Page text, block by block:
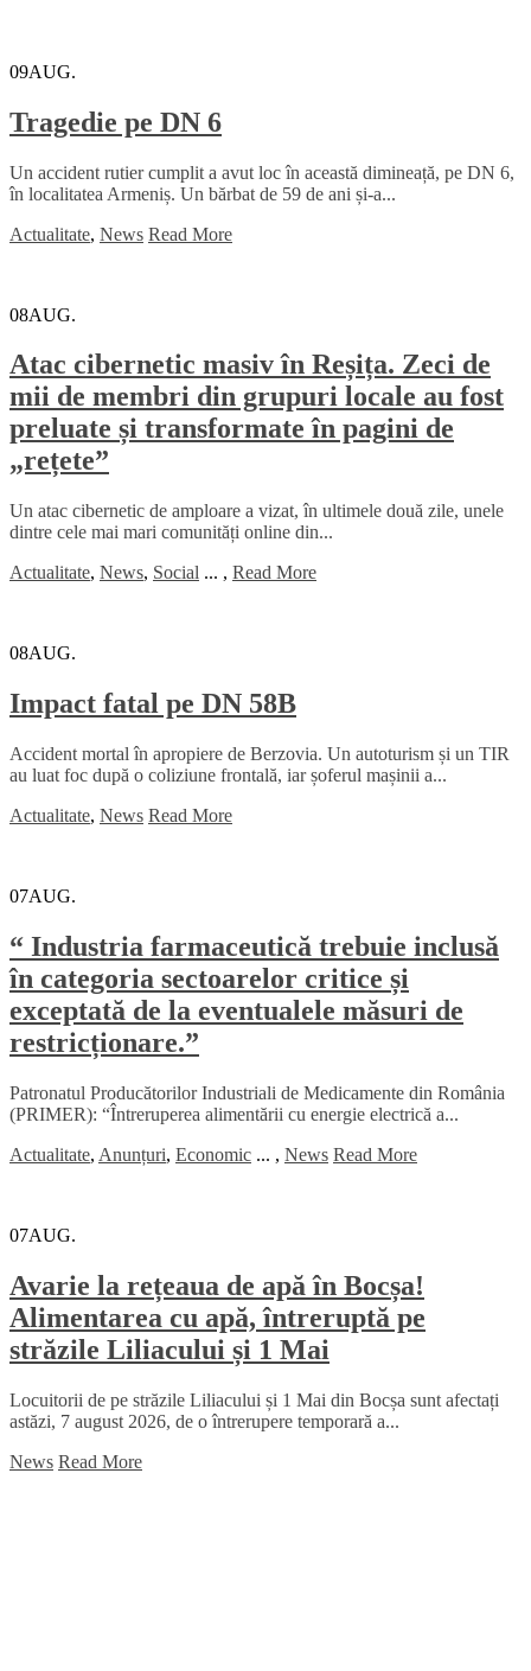
09AUG.
Tragedie pe DN 6
Un accident rutier cumplit a avut loc în această dimineață, pe DN 6,
în localitatea Armeniș. Un bărbat de 59 de ani și-a...
Actualitate, News Read More
08AUG.
Atac cibernetic masiv în Reșița. Zeci de
mii de membri din grupuri locale au fost
preluate și transformate în pagini de
„rețete”
Un atac cibernetic de amploare a vizat, în ultimele două zile, unele
dintre cele mai mari comunități online din...
Actualitate, News, Social ... , Read More
08AUG.
Impact fatal pe DN 58B
Accident mortal în apropiere de Berzovia. Un autoturism și un TIR
au luat foc după o coliziune frontală, iar șoferul mașinii a...
Actualitate, News Read More
07AUG.
“ Industria farmaceutică trebuie inclusă
în categoria sectoarelor critice și
exceptată de la eventualele măsuri de
restricționare.”
Patronatul Producătorilor Industriali de Medicamente din România
(PRIMER): “Întreruperea alimentării cu energie electrică a...
Actualitate, Anunțuri, Economic ... , News Read More
07AUG.
Avarie la rețeaua de apă în Bocșa!
Alimentarea cu apă, întreruptă pe
străzile Liliacului și 1 Mai
Locuitorii de pe străzile Liliacului și 1 Mai din Bocșa sunt afectați
astăzi, 7 august 2026, de o întrerupere temporară a...
News Read More